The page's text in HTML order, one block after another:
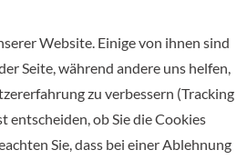
Website. Einige von ihnen sind
Seite, während andere uns helfen,
zu verbessern (Tracking
entscheiden, ob Sie die Cookies
Sie, dass bei einer Ablehnung